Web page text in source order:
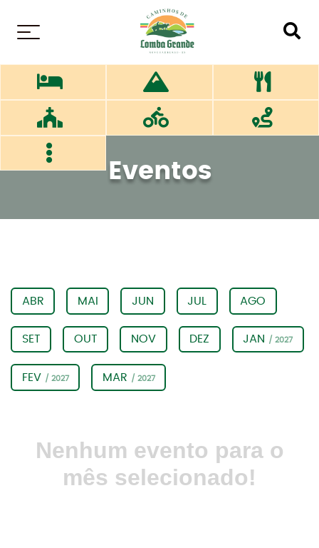
Eventos
ABR MAI JUN JUL AGO
SET OUT NOV DEZ JAN / 2027
FEV / 2027 MAR / 2027
Nenhum evento para o
mês selecionado!